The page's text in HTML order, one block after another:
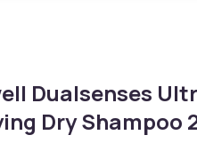
Dualsenses
Dry Shampoo